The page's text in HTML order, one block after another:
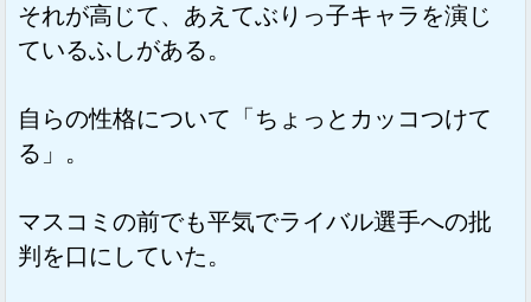
それが高じて、あえてぶりっ子キャラを演じ
ているふしがある。
自らの性格について「ちょっとカッコつけて
る」。
マスコミの前でも平気でライバル選手への批
判を口にしていた。